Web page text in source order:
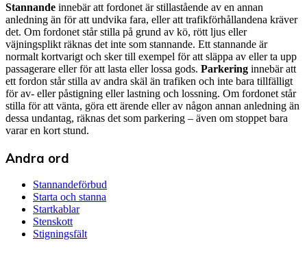
Stannande innebär att fordonet är stillastående av en annan
anledning än för att undvika fara, eller att trafikförhållandena kräver
det. Om fordonet står stilla på grund av kö, rött ljus eller
väjningsplikt räknas det inte som stannande. Ett stannande är
normalt kortvarigt och sker till exempel för att släppa av eller ta upp
passagerare eller för att lasta eller lossa gods. Parkering innebär att
ett fordon står stilla av andra skäl än trafiken och inte bara tillfälligt
för av- eller påstigning eller lastning och lossning. Om fordonet står
stilla för att vänta, göra ett ärende eller av någon annan anledning än
dessa undantag, räknas det som parkering – även om stoppet bara
varar en kort stund.
Andra ord
Stannandeförbud
Starta och stanna
Startkablar
Stenskott
Stigningsfält